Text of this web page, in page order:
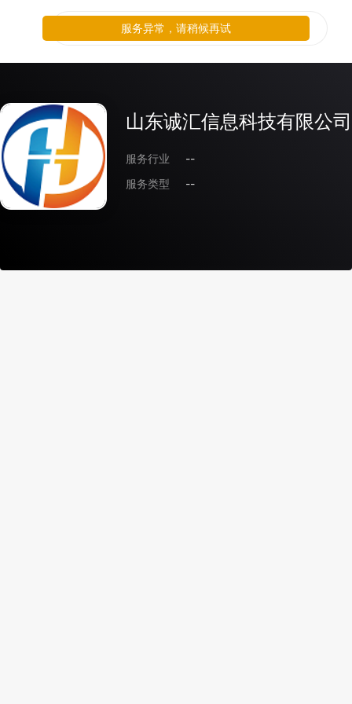
山东诚汇信息科技有限公司
服务行业
--
服务类型
--
服务异常，请稍候再试